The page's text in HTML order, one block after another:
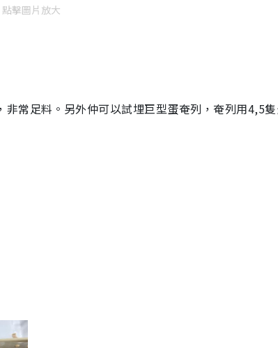
點擊圖片放大
常足料。另外仲可以試埋巨型蛋奄列，奄列用4,5